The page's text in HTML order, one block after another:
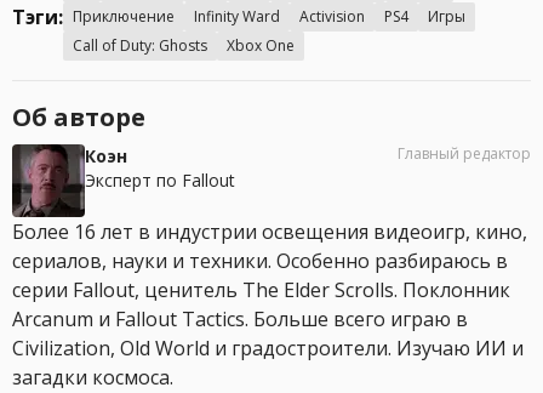
Тэги: Приключение
Infinity Ward Activision PS4
Игры
Call of Duty: Ghosts
Xbox One
Об авторе
Коэн
Эксперт по Fallout
Главный редактор
Более 16 лет в индустрии освещения видеоигр, кино,
сериалов, науки и техники. Особенно разбираюсь в
серии Fallout, ценитель The Elder Scrolls. Поклонник
Arcanum и Fallout Tactics. Больше всего играю в
Civilization, Old World и градостроители. Изучаю ИИ и
загадки космоса.